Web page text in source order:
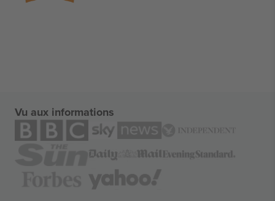
Vu aux informations